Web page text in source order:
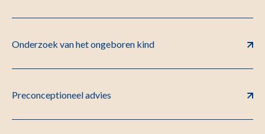
Onderzoek van het ongeboren kind
Preconceptioneel advies